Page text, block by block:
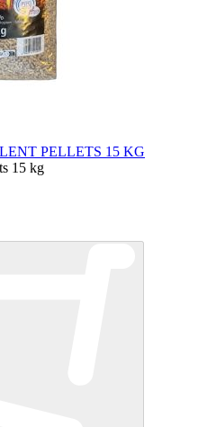
PELLETS 15 KG
15 kg